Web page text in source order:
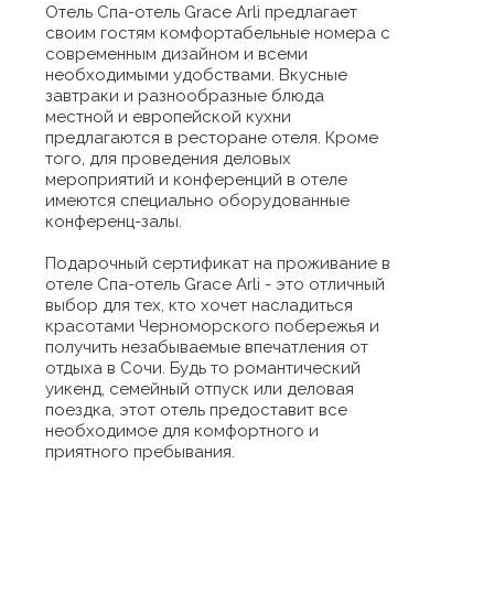
Отель Спа-отель Grace Arli предлагает
своим гостям комфортабельные номера с
современным дизайном и всеми
необходимыми удобствами. Вкусные
завтраки и разнообразные блюда
местной и европейской кухни
предлагаются в ресторане отеля. Кроме
того, для проведения деловых
мероприятий и конференций в отеле
имеются специально оборудованные
конференц-залы.
Подарочный сертификат на проживание в
отеле Спа-отель Grace Arli - это отличный
выбор для тех, кто хочет насладиться
красотами Черноморского побережья и
получить незабываемые впечатления от
отдыха в Сочи. Будь то романтический
уикенд, семейный отпуск или деловая
поездка, этот отель предоставит все
необходимое для комфортного и
приятного пребывания.